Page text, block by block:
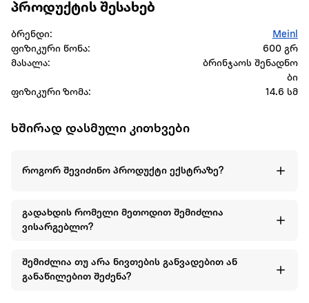
პროდუქტის შესახებ
ბრენდი:
Meinl
ფიზიკური წონა:
600 გრ
მასალა:
ბრინჯაოს შენადნო
ბი
ფიზიკური ზომა:
14.6 სმ
ხშირად დასმული კითხვები
როგორ შევიძინო პროდუქტი ექსტრაზე?
გადახდის რომელი მეთოდით შემიძლია
ვისარგებლო?
შემიძლია თუ არა ნივთების განვადებით ან
განაწილებით შეძენა?